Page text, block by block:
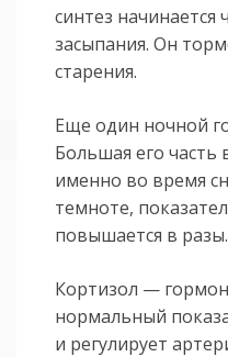
синтез начинается
засыпания. Он
старения.
Еще один ночной
Большая его часть
именно во время
темноте,
повышается в разы.
Кортизол — гормон
нормальный
и регулирует